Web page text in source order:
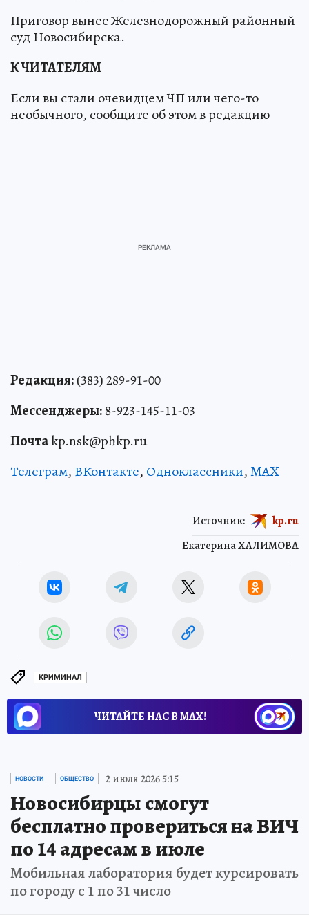
Приговор вынес Железнодорожный районный
суд Новосибирска.
К ЧИТАТЕЛЯМ
Если вы стали очевидцем ЧП или чего-то
необычного, сообщите об этом в редакцию
Редакция:(383) 289-91-00
Мессенджеры:8-923-145-11-03
Почтаkp.nsk@phkp.ru
Телеграм, ВКонтакте, Одноклассники,MAX
Екатерина ХАЛИМОВА
Источник: kp.ru
КРИМИНАЛ
ЧИТАЙТЕ НАС В МАХ!
НОВОСТИ ОБЩЕСТВО 2 июля 2026 5:15
Новосибирцы смогут
бесплатно провериться на ВИЧ
по 14 адресам в июле
Мобильная лаборатория будет курсировать
по городу с 1 по 31 число